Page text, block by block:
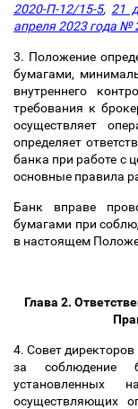
2020-П-12/15-5, 21
апреля 2023 года №
3. Положение
бумагами,
внутреннего
требования к
осуществляет
определяет
банка при работе с
основные правила
Банк вправе
бумагами при
в настоящем
Глава 2.
4. Совет директоров
за соблюдение
установленных
осуществляющих